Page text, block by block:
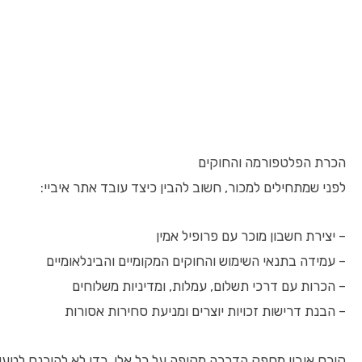
הכרת הפלטפורמה והחוקים
לפני שמתחילים למכור, חשוב להבין כיצד עובד אתר איביי:
– יצירת חשבון מוכר עם פרופיל אמין
– עמידה בתנאי השימוש והחוקים המקומיים והבינלאומיים
– הכרות עם דרכי תשלום, עמלות, ומדיניות משלוחים
– הבנת דרישות זכויות יוצרים ומניעת סחירות אסורות